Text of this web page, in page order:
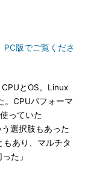
PC版でご覧くださ
とOS。Linux
。CPUパフォーマ
っていた
選択肢もあった
あり、マルチタ
た」